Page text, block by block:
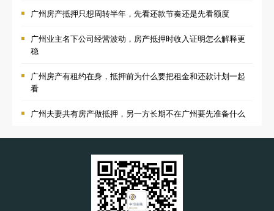
广州房产抵押只想周转半年，先看还款节奏还是先看额度
广州业主名下公司经营波动，房产抵押时收入证明怎么解释更
稳
广州房产有租约在身，抵押前为什么要把租金和还款计划一起
看
广州夫妻共有房产做抵押，另一方长期不在广州要先准备什么